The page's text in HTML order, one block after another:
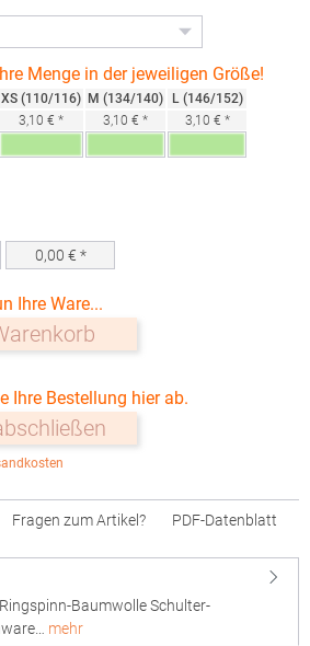
Menge in der jeweiligen Größe!
XS (110/116)
3,10 € *
M (134/140)
3,10 € *
L (146/152)
3,10 € *
0,00 € *
Ihre Ware...
Ihre Bestellung hier ab.
Fragen zum Artikel? PDF-Datenblatt
Baumwolle Schulter-
mehr